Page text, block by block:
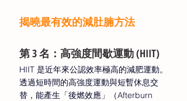
揭曉最有效的減肚腩方法
第 3 名：高強度間歇運動 (HIIT)
HIIT 是近年來公認效率極高的減肥運動。
透過短時間的高強度運動與短暫休息交
替，能產生「後燃效應」（Afterburn